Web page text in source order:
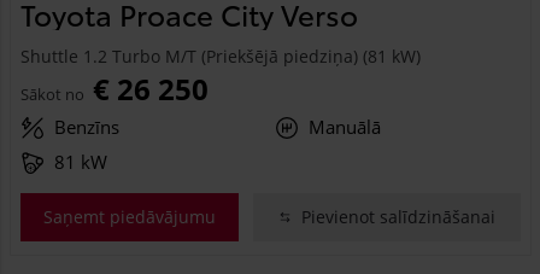
Toyota Proace City Verso
Shuttle 1.2 Turbo M/T (Priekšējā piedziņa) (81 kW)
Sākot no € 26 250
Benzīns
Manuālā
81 kW
Saņemt piedāvājumu Pievienot salīdzināšanai